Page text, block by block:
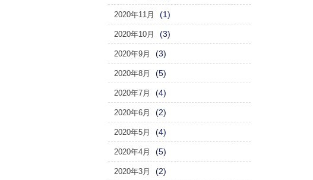
2020年11月 (1)
2020年10月 (3)
2020年9月 (3)
2020年8月 (5)
2020年7月 (4)
2020年6月 (2)
2020年5月 (4)
2020年4月 (5)
2020年3月 (2)